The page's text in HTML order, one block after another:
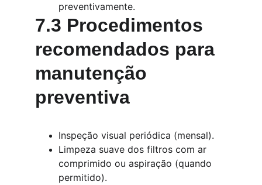
preventivamente.
7.3 Procedimentos
recomendados para
manutenção
preventiva
Inspeção visual periódica (mensal).
Limpeza suave dos filtros com ar
comprimido ou aspiração (quando
permitido).